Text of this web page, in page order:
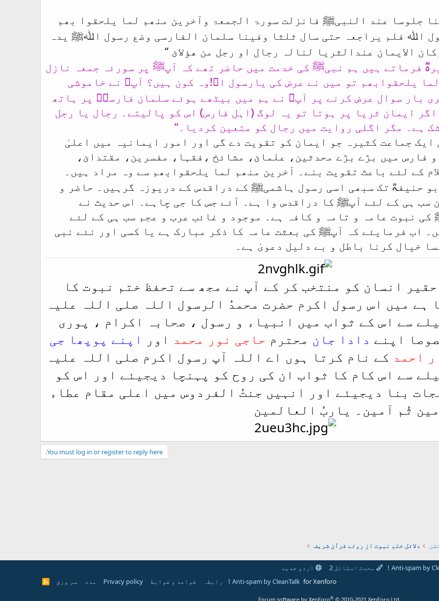
جلوسا عند النبیﷺ فانزلت سورۃ الجمعۃ وآخرین منھم لما یلحقوا بھم
اﷲ فلم یراجعہ حتی سال ثلثا وفینا سلمان الفارسی وضع رسول اﷲﷺ یدہ
الایمان عندالثریا لنالہ رجال او رجل من ھؤلائ ‘‘
فرماتے ہیں ہم نبیﷺ کی خدمت میں حاضر تھے کہ آپﷺ پر سورئہ جمعہ نازل
یلحقوابھم تو میں نے عرض کی یارسول اﷲ!وہ کون ہیں؟ آپﷺ نے خاموشی
بار سوال عرض کرنے پر آپﷺ نے ہم میں بیٹھے ہوئے سلمان فارسیؓ پر ہاتھ
ایمان ثریا پر ہوتا تو یہ لوگ (اہل فارس) اس کو پالیتے۔ رجال یا رجل
ہے۔ مگر اگلی روایت میں رجال کو متعین کردیا۔‘‘
ایک جماعت کثیرہ جو ایمان کو تقویت دے گی اور امور ایمانیہ میں اعلیٰ
فارس میں بڑے بڑے محدثین، علمائ، مشائخ ،فقہا، مفسرین، مقتدائ،
کے لئے باعث تقویت بنے۔
آخرین منھم لما یلحقوابھم سے وہ مراد ہیں۔
حنیفہؒ تک سبھی اسی رسول ہاشمیﷺ کے دراقدس کے دریوزہ گرہیں۔ حاضر و
سب ہی کے لئے آپﷺ کا دراقدس وا ہے۔ آئے جس کا جی چاہے۔ اس حدیث نے
نبوت عامہ و تامہ و کافہ ہے۔ موجود و غائب عرب و عجم سب ہی کے لئے
اب فرمایئے کہ آپﷺ کی بعثت عامہ کا ذکر مبارک ہے یا کسی اور نئے نبی
خیال کرنا باطل و بے دلیل دعویٰ ہے۔
انسان کو منتخب کر کے آپ نے مجھ سے تحفظ ختم نبوت کا
ہے میں اس رسول اکرم حضرت محمدُ الرسول اللہ صلی اللہ علیہ
سے اس کے ثواب میں انبیاء و رسول ، صحابہ اکرام ، پوری
اپنے دادا جان محترم حاجی نور محمد اور
اپنے پوپھا جی
احمد کے نام کرتا ہوں اے اللہ آپ رسول اکرم صلی اللہ علیہ
سے اس کام کا ثواب ان کی روح کو پہنچا دیجیئے اور اس کو
بنا دیجیئے اور انہیں جنتُ الفردوس میں اعلی مقام عطاء
ثُم آمین۔ یاربُ العالمین
You must log in or register to reply here.
دلائل ختم نبوت از روئے قرآن شریف
Anti-spam by محدث اسٹائل 2
اردو جدید
Anti-spam by CleanTalk for Xenforo! رابطہ قواعد و ضوابط Privacy policy مدد سر ورق
R
Forum software by XenForo® © 2010-2021 XenForo Ltd.